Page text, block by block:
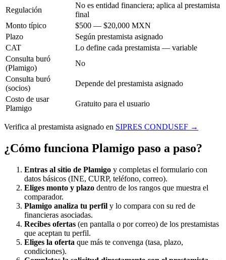
Regulación
No es entidad financiera; aplica al prestamista
final
Monto típico
$500 — $20,000 MXN
Plazo
Según prestamista asignado
CAT
Lo define cada prestamista — variable
Consulta buró
(Plamigo)
No
Consulta buró
(socios)
Depende del prestamista asignado
Costo de usar
Plamigo
Gratuito para el usuario
Verifica al prestamista asignado en SIPRES CONDUSEF →
¿Cómo funciona Plamigo paso a paso?
Entras al sitio de Plamigo y completas el formulario con
datos básicos (INE, CURP, teléfono, correo).
Eliges monto y plazo dentro de los rangos que muestra el
comparador.
Plamigo analiza tu perfil y lo compara con su red de
financieras asociadas.
Recibes ofertas (en pantalla o por correo) de los prestamistas
que aceptan tu perfil.
Eliges la oferta que más te convenga (tasa, plazo,
condiciones).